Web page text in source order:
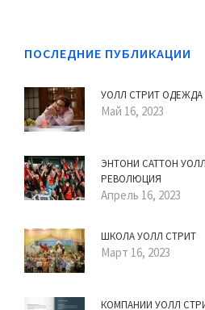
ПОСЛЕДНИЕ ПУБЛИКАЦИИ
УОЛЛ СТРИТ
Май 16, 2023
ЭНТОНИ САТТОН
РЕВОЛЮЦИЯ
Апрель 16, 2023
ШКОЛА УОЛЛ СТРИТ
Март 16, 2023
КОМПАНИИ УОЛЛ